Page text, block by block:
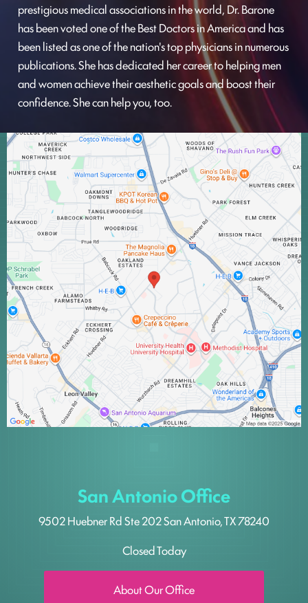
prestigious medical associations in the world, Dr. Barone
has been voted one of the Best Doctors in America and has
been listed as one of the nation's top physicians in numerous
publications. She has dedicated her career to helping men
and women achieve their aesthetic goals and boost their
confidence. She can help you, too.
San Antonio Office
9502 Huebner RdSte 202San Antonio, TX 78240
Closed Today
About Our Office